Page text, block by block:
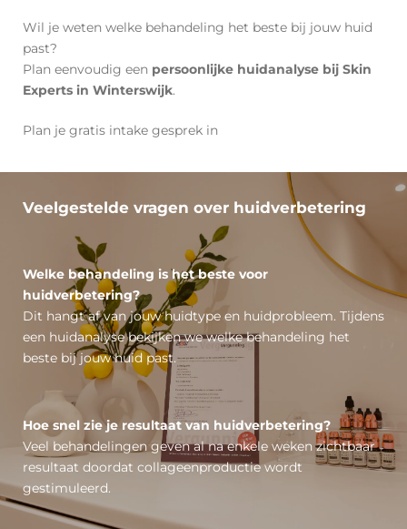
Wil je weten welke behandeling het beste bij jouw huid
past?
Plan eenvoudig een persoonlijke huidanalyse bij Skin
Experts in Winterswijk.
Plan je gratis intake gesprek in
Veelgestelde vragen over huidverbetering
Welke behandeling is het beste voor
huidverbetering?
Dit hangt af van jouw huidtype en huidprobleem. Tijdens
een huidanalyse bekijken we welke behandeling het
beste bij jouw huid past.
Hoe snel zie je resultaat van huidverbetering?
Veel behandelingen geven al na enkele weken zichtbaar
resultaat doordat collageenproductie wordt
gestimuleerd.